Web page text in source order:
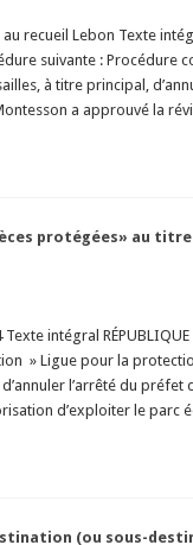
au recueil Lebon Texte
suivante : Procédure
à titre principal,
a approuvé la
protégées» au titre
intégral RÉPUBLIQUE
» Ligue pour la
l’arrêté du préfet
d’exploiter le parc
(ou sous-